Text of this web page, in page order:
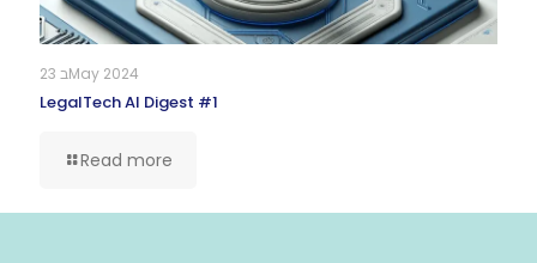
23 בMay 2024
LegalTech AI Digest #1
Read more